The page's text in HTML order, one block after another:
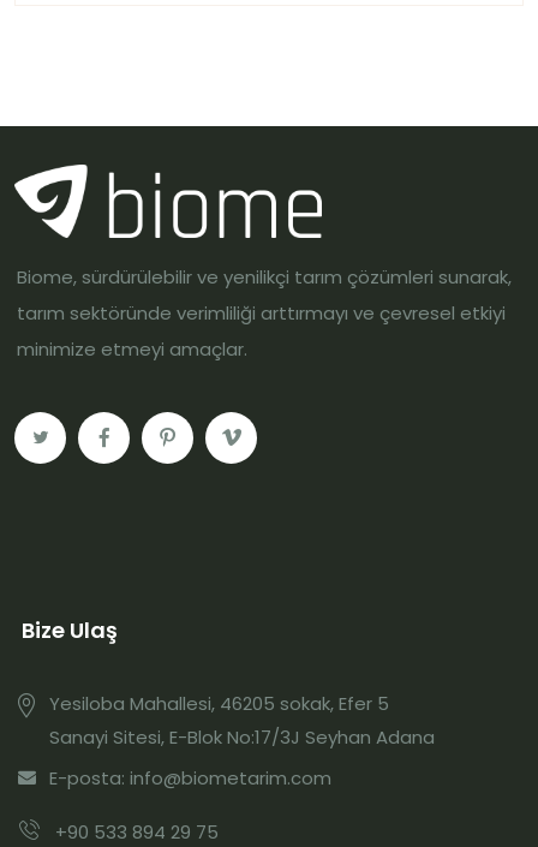
Biome, sürdürülebilir ve yenilikçi tarım çözümleri sunarak,
tarım sektöründe verimliliği arttırmayı ve çevresel etkiyi
minimize etmeyi amaçlar.
Bize Ulaş
Yesiloba Mahallesi, 46205 sokak, Efer 5
Sanayi Sitesi, E-Blok No:17/3J Seyhan Adana
E-posta: info@biometarim.com
+90 533 894 29 75